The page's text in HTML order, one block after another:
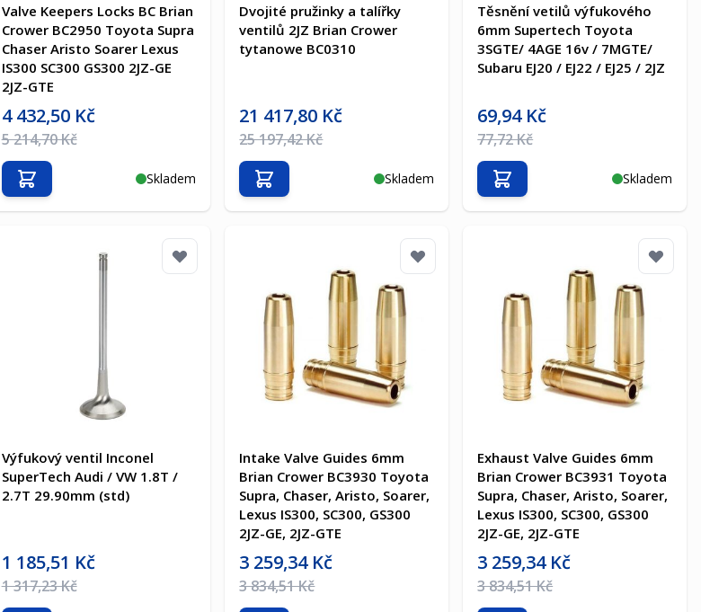
Valve Keepers Locks BC Brian
Crower BC2950 Toyota Supra
Chaser Aristo Soarer Lexus
IS300 SC300 GS300 2JZ-GE
2JZ-GTE
Akční cena
4 432,50 Kč
Běžná cena
5 214,70 Kč
Skladem
Přidat do košíku
Dvojité pružinky a talířky
ventilů 2JZ Brian Crower
tytanowe BC0310
Akční cena
21 417,80 Kč
Běžná cena
25 197,42 Kč
Skladem
Přidat do košíku
Těsnění vetilů výfukového
6mm Supertech Toyota
3SGTE/ 4AGE 16v / 7MGTE/
Subaru EJ20 / EJ22 / EJ25 / 2JZ
Akční cena
69,94 Kč
Běžná cena
77,72 Kč
Skladem
Přidat do košíku
Výfukový ventil Inconel
SuperTech Audi / VW 1.8T /
2.7T 29.90mm (std)
Akční cena
1 185,51 Kč
Běžná cena
1 317,23 Kč
Intake Valve Guides 6mm
Brian Crower BC3930 Toyota
Supra, Chaser, Aristo, Soarer,
Lexus IS300, SC300, GS300
2JZ-GE, 2JZ-GTE
Akční cena
3 259,34 Kč
Běžná cena
3 834,51 Kč
Exhaust Valve Guides 6mm
Brian Crower BC3931 Toyota
Supra, Chaser, Aristo, Soarer,
Lexus IS300, SC300, GS300
2JZ-GE, 2JZ-GTE
Akční cena
3 259,34 Kč
Běžná cena
3 834,51 Kč